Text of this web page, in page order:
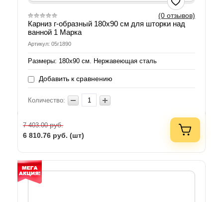
(0 отзывов)
Карниз г-образный 180х90 см для шторки над
ванной 1 Марка
Артикул: 05г1890
Размеры: 180х90 см. Нержавеющая сталь
Добавить к сравнению
Количество:
7 403.00руб.
6 810.76 руб. (шт)